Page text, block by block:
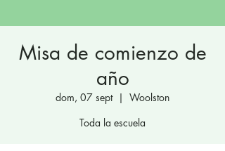
Misa de comienzo de
año
dom, 07 sept
  |
Woolston
Toda la escuela